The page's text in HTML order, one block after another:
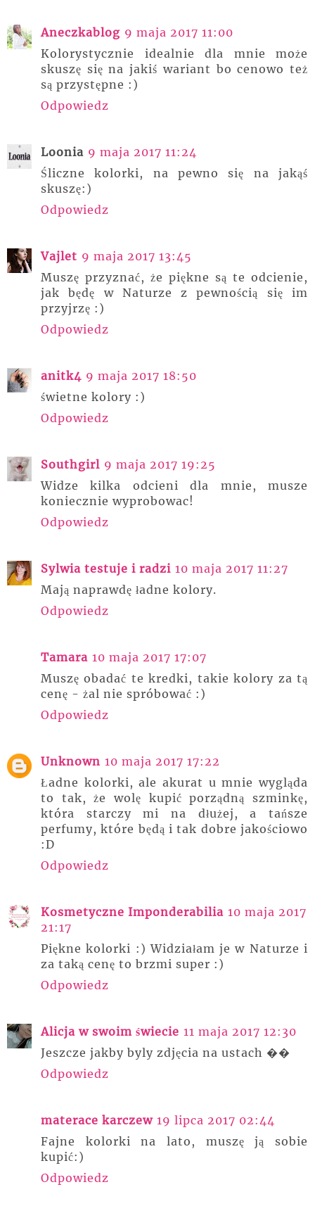
Aneczkablog 9 maja 2017 11:00
Kolorystycznie idealnie dla mnie może
skuszę się na jakiś wariant bo cenowo też
są przystępne :)
Odpowiedz
Loonia 9 maja 2017 11:24
Śliczne kolorki, na pewno się na jakąś
skuszę:)
Odpowiedz
Vajlet 9 maja 2017 13:45
Muszę przyznać, że piękne są te odcienie,
jak będę w Naturze z pewnością się im
przyjrzę :)
Odpowiedz
anitk4 9 maja 2017 18:50
świetne kolory :)
Odpowiedz
Southgirl 9 maja 2017 19:25
Widze kilka odcieni dla mnie, musze
koniecznie wyprobowac!
Odpowiedz
Sylwia testuje i radzi 10 maja 2017 11:27
Mają naprawdę ładne kolory.
Odpowiedz
Tamara 10 maja 2017 17:07
Muszę obadać te kredki, takie kolory za tą
cenę - żal nie spróbować :)
Odpowiedz
Unknown 10 maja 2017 17:22
Ładne kolorki, ale akurat u mnie wygląda
to tak, że wolę kupić porządną szminkę,
która starczy mi na dłużej, a tańsze
perfumy, które będą i tak dobre jakościowo
:D
Odpowiedz
Kosmetyczne Imponderabilia 10 maja 2017
21:17
Piękne kolorki :) Widziałam je w Naturze i
za taką cenę to brzmi super :)
Odpowiedz
Alicja w swoim świecie 11 maja 2017 12:30
Jeszcze jakby byly zdjęcia na ustach ��
Odpowiedz
materace karczew 19 lipca 2017 02:44
Fajne kolorki na lato, muszę ją sobie
kupić:)
Odpowiedz